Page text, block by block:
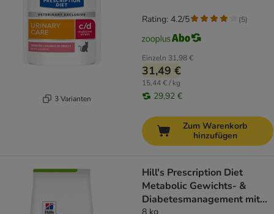
3 Varianten
Einzeln 31,98 €
31,49 €
15,44 € / kg
29,92 €
Rating: 4.2/5 (5)
Zum Warenkorb
hinzufügen
Hill's Prescription Diet
Metabolic Gewichts- &
Diabetesmanagement mit